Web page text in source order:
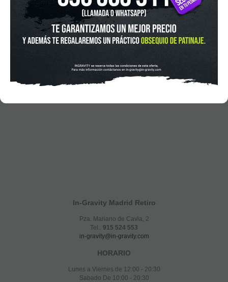
In-Gravity Madrid Retiro
Pza. Mariano de Cavia, 2
Tel.: 915 524 553
in-gravity@in-gravity.com
HORARIO
Lunes a Viernes de 12:00 - 20:30
Sabado De 10:00 - 20:30